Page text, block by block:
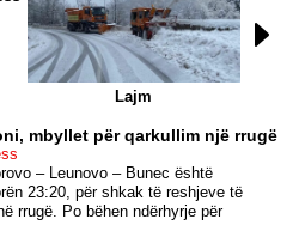
Lajm
mbyllet për qarkullim një rrugë
– Leunovo – Bunec është
23:20, për shkak të reshjeve të
rrugë. Po bëhen ndërhyrje për